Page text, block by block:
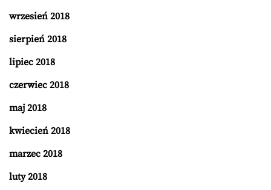
wrzesień 2018
sierpień 2018
lipiec 2018
czerwiec 2018
maj 2018
kwiecień 2018
marzec 2018
luty 2018